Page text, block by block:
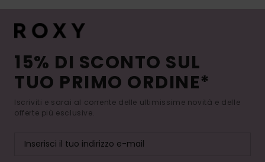
15% DI SCONTO SUL
TUO PRIMO ORDINE*
Iscriviti e sarai al corrente delle ultimissime novità e delle
offerte più esclusive.